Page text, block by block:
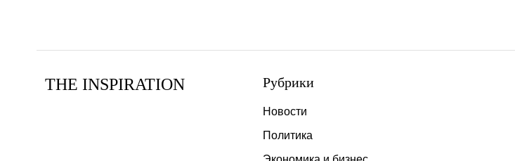
THE INSPIRATION Рубрики
Новости
Политика